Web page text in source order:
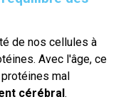
de nos cellules à
Avec l'âge, ce
mal
cérébral.